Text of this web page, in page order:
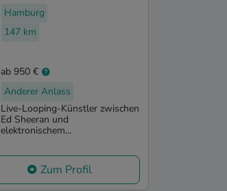
Hamburg
147 km
ab 950 €
Anderer Anlass
Live-Looping-Künstler zwischen
Ed Sheeran und
elektronischem...
Zum Profil